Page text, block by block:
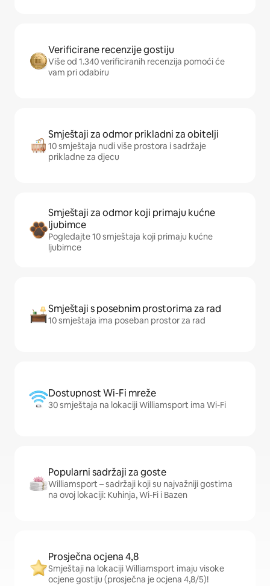
Verificirane recenzije gostiju
Više od 1.340 verificiranih recenzija pomoći će
vam pri odabiru
Smještaji za odmor prikladni za obitelji
10 smještaja nudi više prostora i sadržaje
prikladne za djecu
Smještaji za odmor koji primaju kućne
ljubimce
Pogledajte 10 smještaja koji primaju kućne
ljubimce
Smještaji s posebnim prostorima za rad
10 smještaja ima poseban prostor za rad
Dostupnost Wi-Fi mreže
30 smještaja na lokaciji Williamsport ima Wi-Fi
Popularni sadržaji za goste
Williamsport – sadržaji koji su najvažniji gostima
na ovoj lokaciji: Kuhinja, Wi-Fi i Bazen
Prosječna ocjena 4,8
Smještaji na lokaciji Williamsport imaju visoke
ocjene gostiju (prosječna je ocjena 4,8/5)!